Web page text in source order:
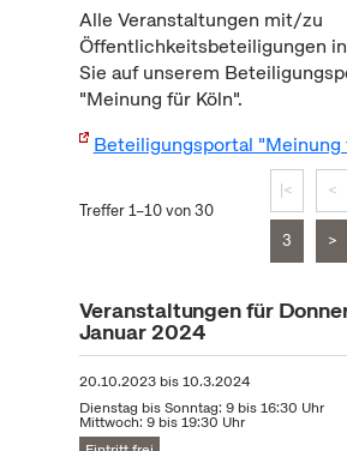
Alle Veranstaltungen mit/zu
Öffentlichkeitsbeteiligungen
Sie auf unserem
"Meinung für Köln".
Beteiligungsportal "Meinung
Treffer 1–10 von 30
|< <
3 >
Veranstaltungen für
Januar 2024
20.10.2023bis10.3.2024
Dienstag bis Sonntag: 9 bis 16:30 Uhr
Mittwoch: 9 bis 19:30 Uhr